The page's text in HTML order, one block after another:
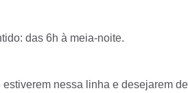
das 6h à meia-noite.
nessa linha e desejarem